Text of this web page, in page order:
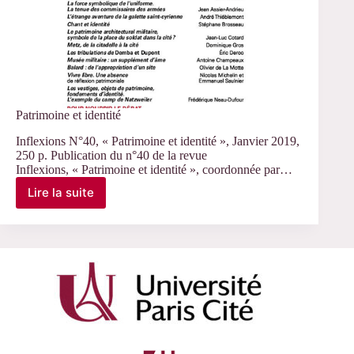
Patrimoine et identité
Inflexions N°40, « Patrimoine et identité », Janvier 2019,
250 p. Publication du n°40 de la revue
Inflexions, « Patrimoine et identité », coordonnée par…
Lire la suite
Patrimoine